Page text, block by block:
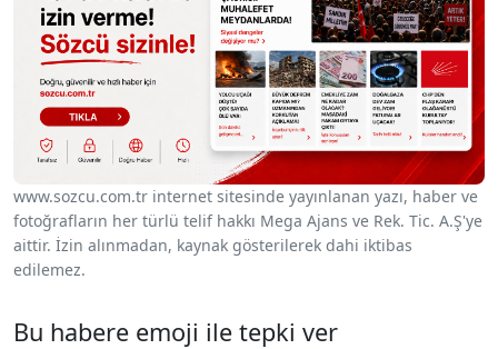
www.sozcu.com.tr internet sitesinde yayınlanan yazı, haber ve
fotoğrafların her türlü telif hakkı Mega Ajans ve Rek. Tic. A.Ş'ye
aittir. İzin alınmadan, kaynak gösterilerek dahi iktibas
edilemez.
Bu habere emoji ile tepki ver